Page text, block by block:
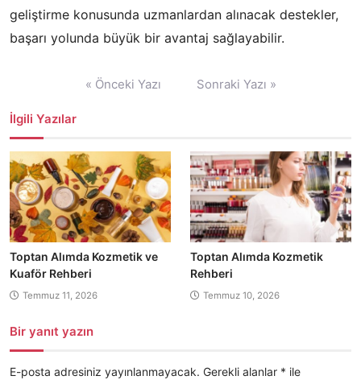
geliştirme konusunda uzmanlardan alınacak destekler,
başarı yolunda büyük bir avantaj sağlayabilir.
« Önceki Yazı Sonraki Yazı »
İlgili Yazılar
Toptan Alımda Kozmetik ve
Kuaför Rehberi
Temmuz 11, 2026
Toptan Alımda Kozmetik
Rehberi
Temmuz 10, 2026
Bir yanıt yazın
E-posta adresiniz yayınlanmayacak. Gerekli alanlar * ile